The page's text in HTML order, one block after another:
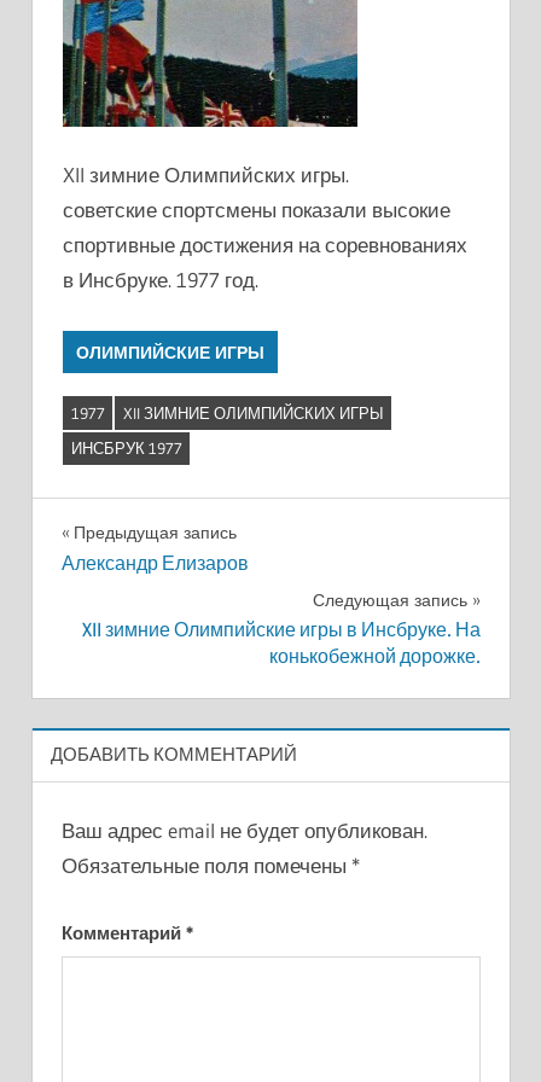
XII зимние Олимпийских игры.
советские спортсмены показали высокие
спортивные достижения на соревнованиях
в Инсбруке. 1977 год.
ОЛИМПИЙСКИЕ ИГРЫ
1977
XII ЗИМНИЕ ОЛИМПИЙСКИХ ИГРЫ
ИНСБРУК 1977
Навигация
записям
Предыдущая запись
Александр Елизаров
Следующая запись
XII зимние Олимпийские игры в Инсбруке. На
конькобежной дорожке.
ДОБАВИТЬ КОММЕНТАРИЙ
Ваш адрес email не будет опубликован.
Обязательные поля помечены *
Комментарий *